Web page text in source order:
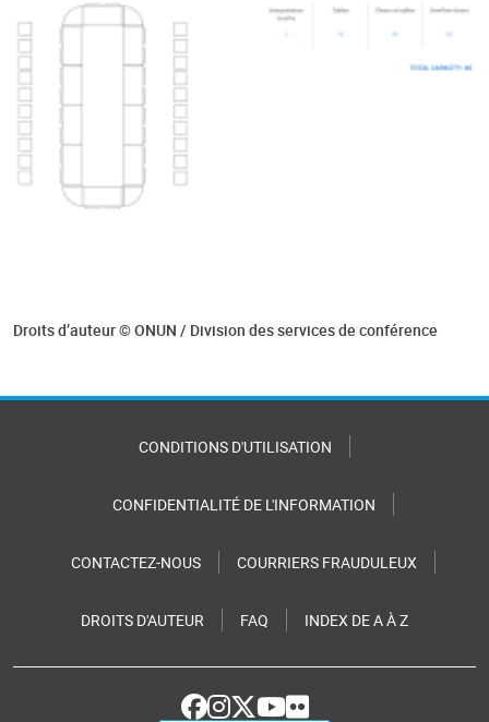
Droits d’auteur © ONUN / Division des services de conférence
CONDITIONS D'UTILISATION
CONFIDENTIALITÉ DE L'INFORMATION
CONTACTEZ-NOUS COURRIERS FRAUDULEUX
DROITS D'AUTEUR FAQ INDEX DE A À Z